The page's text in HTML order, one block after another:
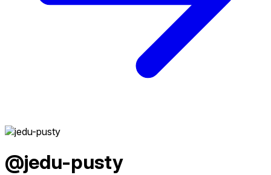
@jedu-pusty